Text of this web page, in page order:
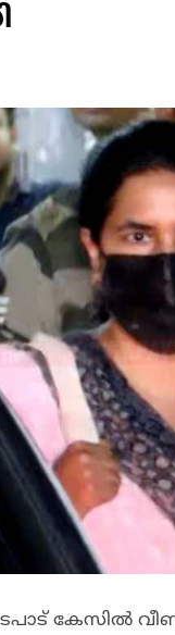
കേസിൽ വീണ